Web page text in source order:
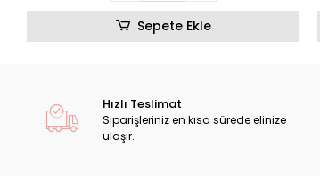
Sepete Ekle
Hızlı Teslimat
Siparişleriniz en kısa sürede elinize
ulaşır.